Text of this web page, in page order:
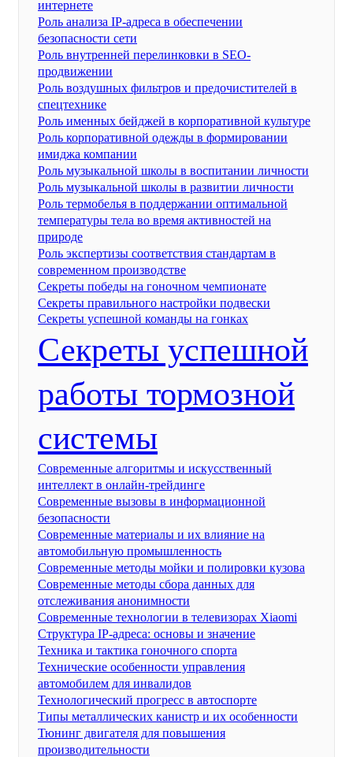
интернете
Роль анализа IP-адреса в обеспечении
безопасности сети
Роль внутренней перелинковки в SEO-
продвижении
Роль воздушных фильтров и предочистителей в
спецтехнике
Роль именных бейджей в корпоративной культуре
Роль корпоративной одежды в формировании
имиджа компании
Роль музыкальной школы в воспитании личности
Роль музыкальной школы в развитии личности
Роль термобелья в поддержании оптимальной
температуры тела во время активностей на
природе
Роль экспертизы соответствия стандартам в
современном производстве
Секреты победы на гоночном чемпионате
Секреты правильного настройки подвески
Секреты успешной команды на гонках
Секреты успешной
работы тормозной
системы
Современные алгоритмы и искусственный
интеллект в онлайн-трейдинге
Современные вызовы в информационной
безопасности
Современные материалы и их влияние на
автомобильную промышленность
Современные методы мойки и полировки кузова
Современные методы сбора данных для
отслеживания анонимности
Современные технологии в телевизорах Xiaomi
Структура IP-адреса: основы и значение
Техника и тактика гоночного спорта
Технические особенности управления
автомобилем для инвалидов
Технологический прогресс в автоспорте
Типы металлических канистр и их особенности
Тюнинг двигателя для повышения
производительности